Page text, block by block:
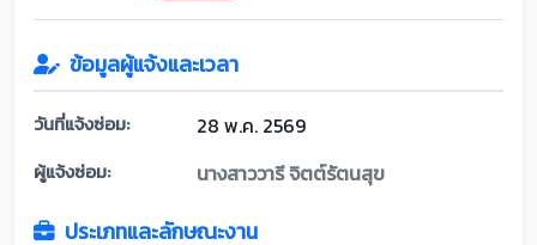
ข้อมูลผู้แจ้งและเวลา
วันที่แจ้งซ่อม: 28 พ.ค. 2569
ผู้แจ้งซ่อม: นางสาววารี จิตต์รัตนสุข
ประเภทและลักษณะงาน